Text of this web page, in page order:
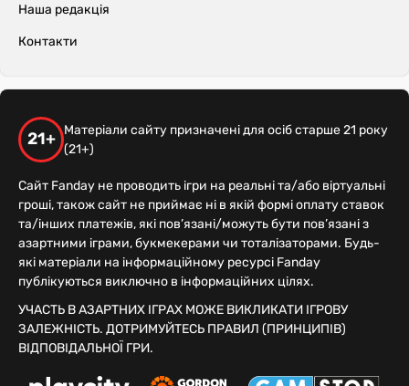
Наша редакція
Контакти
21+
Матеріали сайту призначені для осіб старше 21 року
(21+)
Сайт Fanday не проводить ігри на реальні та/або віртуальні
гроші, також сайт не приймає ні в якій формі оплату ставок
та/інших платежів, які пов’язані/можуть бути пов’язані з
азартними іграми, букмекерами чи тоталізаторами. Будь-
які матеріали на інформаційному ресурсі Fanday
публікуються виключно в інформаційних цілях.
УЧАСТЬ В АЗАРТНИХ ІГРАХ МОЖЕ ВИКЛИКАТИ ІГРОВУ
ЗАЛЕЖНІСТЬ. ДОТРИМУЙТЕСЬ ПРАВИЛ (ПРИНЦИПІВ)
ВІДПОВІДАЛЬНОЇ ГРИ.